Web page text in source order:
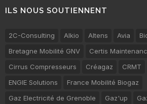
ILS NOUS SOUTIENNENT
2C-Consulting Alkio Altens Avia
Bretagne Mobilité GNV
Certis
Cirrus Compresseurs
Créagaz CRMT
ENGIE Solutions
France Mobilité Biogaz
Gaz Electricité de Grenoble
Gaz'up